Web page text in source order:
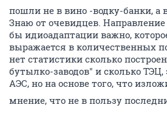
пошли не в вино -водку-банки, а
Знаю от очевидцев.
бы идиоадаптации важно,
выражается в количественных
нет статистики сколько
бутылко-заводов" и сколько ТЭЦ,
АЭС, но на основе того, что
мнение, что не в пользу